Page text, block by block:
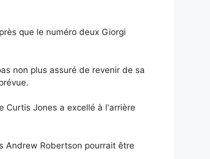
que le numéro deux Giorgi
non plus assuré de revenir de sa
Curtis Jones a excellé à l'arrière
Andrew Robertson pourrait être